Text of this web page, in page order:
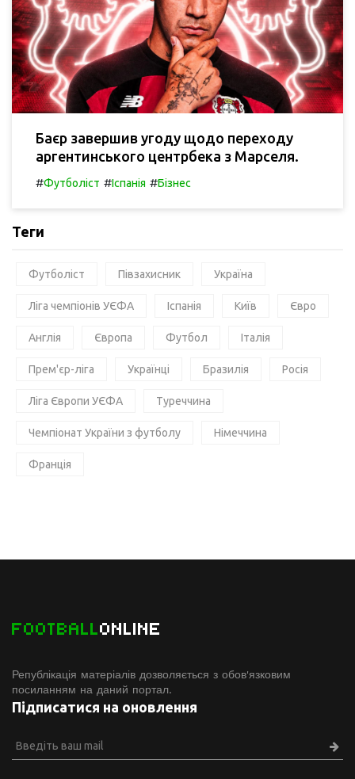
Баєр завершив угоду щодо переходу
аргентинського центрбека з Марселя.
#Футболіст #Іспанія #Бізнес
Теги
Футболіст Півзахисник Україна
Ліга чемпіонів УЄФА Іспанія Київ Євро
Англія Європа Футбол Італія
Прем'єр-ліга Українці Бразилія Росія
Ліга Європи УЄФА Туреччина
Чемпіонат України з футболу Німеччина
Франція
FOOTBALLONLINE
Републікація матеріалів дозволяється з обов'язковим
посиланням на даний портал.
Підписатися на оновлення